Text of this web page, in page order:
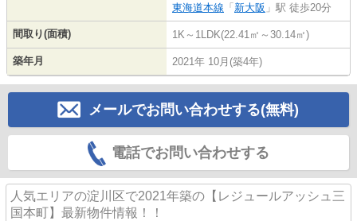
東海道本線 「 新大阪 」駅 徒歩20分
間取り(面積) 1K～1LDK(22.41㎡～30.14㎡)
築年月 2021年 10月(築4年)
メールでお問い合わせする(無料)
電話でお問い合わせする
人気エリアの淀川区で2021年築の【レジュールアッシュ三
国本町】最新物件情報！！